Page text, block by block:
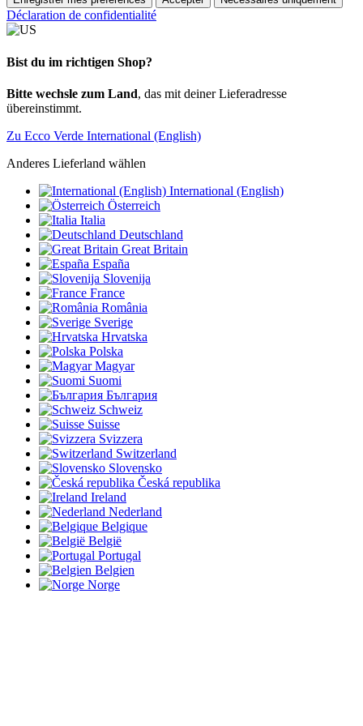
Déclaration de confidentialité
Bist du im richtigen Shop?
Bitte wechsle zum Land, das mit deiner Lieferadresse
übereinstimmt.
Zu Ecco Verde International (English)
Anderes Lieferland wählen
International (English)
Österreich
Italia
Deutschland
Great Britain
España
Slovenija
France
România
Sverige
Hrvatska
Polska
Magyar
Suomi
България
Schweiz
Suisse
Svizzera
Switzerland
Slovensko
Česká republika
Ireland
Nederland
Belgique
België
Portugal
Belgien
Norge